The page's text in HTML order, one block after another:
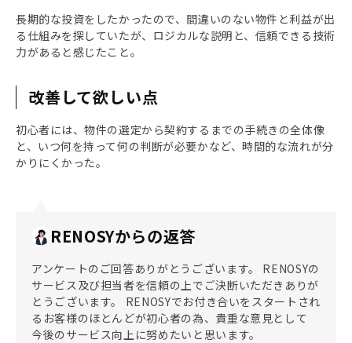
長期的な投資をしたかったので、間違いのない物件と利益が出
る仕組みを探していたが、ロジカルな説明と、信頼できる技術
力があると感じたこと。
改善して欲しい点
初心者には、物件の選定から契約するまでの手続きの全体像
と、いつ何を持って何の判断が必要かなど、時間的な流れが分
かりにくかった。
RENOSYからの返答
アンケートのご回答ありがとうございます。 RENOSYの
サービス及び担当者を信頼の上でご決断いただきありが
とうございます。 RENOSYでお付き合いをスタートされ
るお客様のほとんどが初心者の為、貴重な意見として
今後のサービス向上に努めたいと思います。